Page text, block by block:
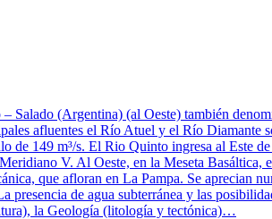
Salado (Argentina) (al Oeste) también
afluentes el Río Atuel y el Río Diamante
de 149 m³/s. El Rio Quinto ingresa al Este
V. Al Oeste, en la Meseta Basáltica,
que afloran en La Pampa. Se aprecian
presencia de agua subterránea y las
la Geología (litología y tectónica)…